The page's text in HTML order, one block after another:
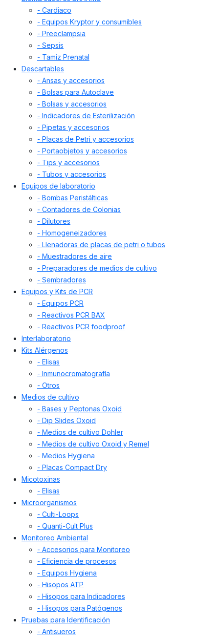
- Cardiaco
- Equipos Kryptor y consumibles
- Preeclampsia
- Sepsis
- Tamiz Prenatal
Descartables
- Ansas y accesorios
- Bolsas para Autoclave
- Bolsas y accesorios
- Indicadores de Esterilización
- Pipetas y accesorios
- Placas de Petri y accesorios
- Portaobjetos y accesorios
- Tips y accesorios
- Tubos y accesorios
Equipos de laboratorio
- Bombas Peristálticas
- Contadores de Colonias
- Dilutores
- Homogeneizadores
- Llenadoras de placas de petri o tubos
- Muestradores de aire
- Preparadores de medios de cultivo
- Sembradores
Equipos y Kits de PCR
- Equipos PCR
- Reactivos PCR BAX
- Reactivos PCR foodproof
Interlaboratorio
Kits Alérgenos
- Elisas
- Inmunocromatografía
- Otros
Medios de cultivo
- Bases y Peptonas Oxoid
- Dip Slides Oxoid
- Medios de cultivo Dohler
- Medios de cultivo Oxoid y Remel
- Medios Hygiena
- Placas Compact Dry
Micotoxinas
- Elisas
Microorganismos
- Culti-Loops
- Quanti-Cult Plus
Monitoreo Ambiental
- Accesorios para Monitoreo
- Eficiencia de procesos
- Equipos Hygiena
- Hisopos ATP
- Hisopos para Indicadores
- Hisopos para Patógenos
Pruebas para Identificación
- Antisueros